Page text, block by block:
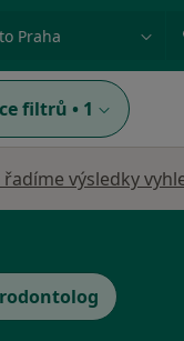
filtrů • 1
řadíme výsledky